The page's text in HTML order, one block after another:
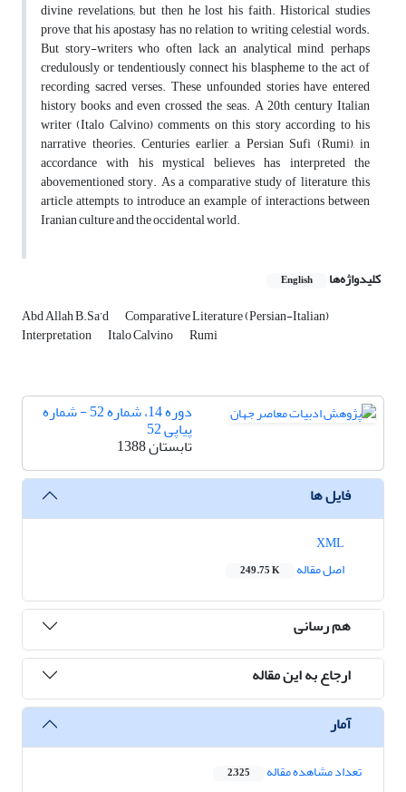
divine revelations; but then he lost his faith. Historical studies
prove that his apostasy has no relation to writing celestial words.
But story-writers who often lack an analytical mind, perhaps
credulously or tendentiously connect his blaspheme to the act of
recording sacred verses. These unfounded stories have entered
history books and even crossed the seas. A 20th century Italian
writer (Italo Calvino) comments on this story according to his
narrative theories. Centuries earlier, a Persian Sufi (Rumi), in
accordance with his mystical believes has interpreted the
abovementioned story. As a comparative study of literature, this
article attempts to introduce an example of interactions between
Iranian culture and the occidental world.
کلیدواژه‌ها English
Abd Allah B.Sa’d Comparative Literature (Persian-Italian)
Interpretation Italo Calvino Rumi
دوره 14، شماره 52 - شماره
پیاپی 52
تابستان 1388
فایل ها
اصل مقاله
249.75 K
هم رسانی
ارجاع به این مقاله
آمار
تعداد مشاهده مقاله 2,325